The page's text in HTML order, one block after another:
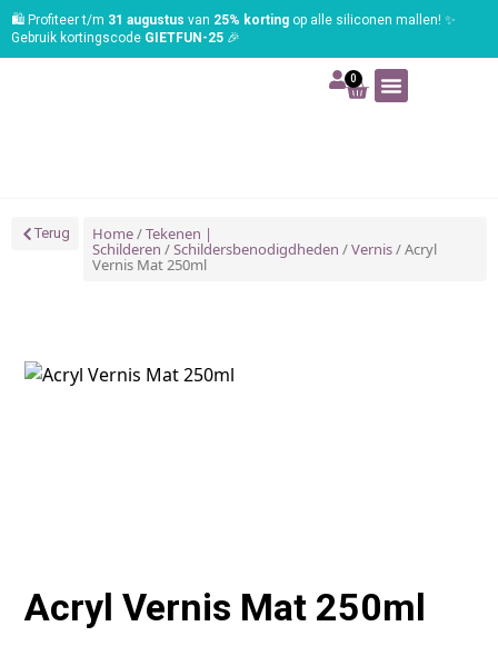
🛍️ Profiteer t/m 31 augustus van 25% korting op alle siliconen mallen! ✨
Gebruik kortingscode GIETFUN-25 🎉
0
Terug Home/Tekenen |
Schilderen /Schildersbenodigdheden /Vernis/ Acryl
Vernis Mat 250ml
Acryl Vernis Mat 250ml